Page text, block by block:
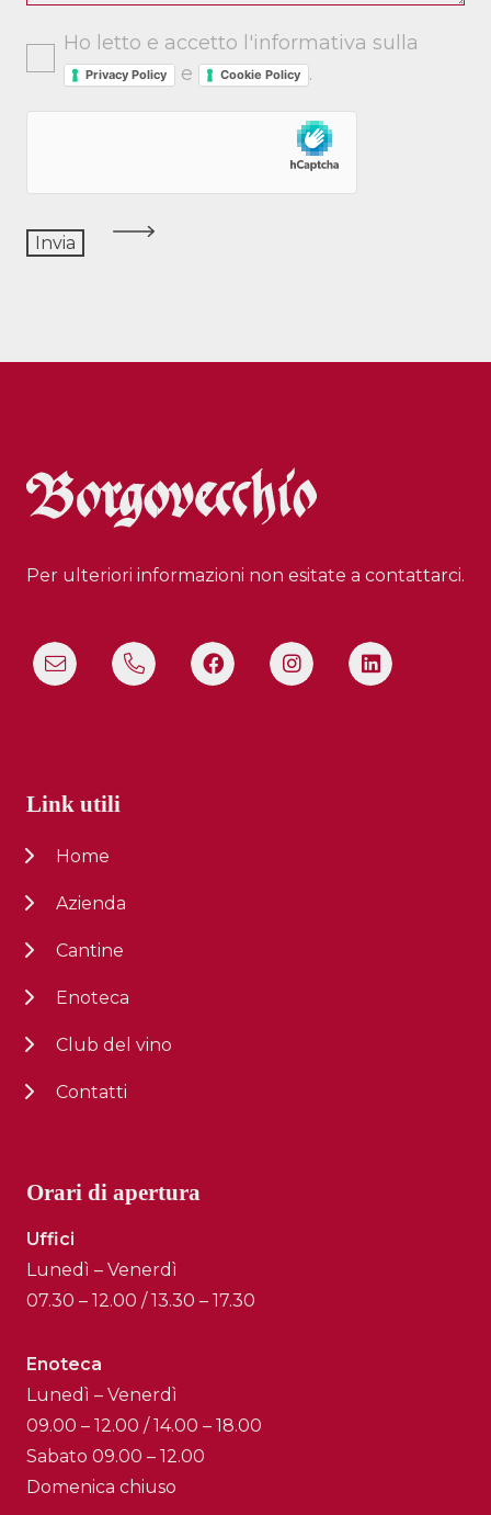
Ho letto e accetto l'informativa sulla
Privacy Policy e Cookie Policy .
Per ulteriori informazioni non esitate a contattarci.
Link utili
Home
Azienda
Cantine
Enoteca
Club del vino
Contatti
Orari di apertura
Uffici
Lunedì – Venerdì
07.30 – 12.00 / 13.30 – 17.30
Enoteca
Lunedì – Venerdì
09.00 – 12.00 / 14.00 – 18.00
Sabato 09.00 – 12.00
Domenica chiuso